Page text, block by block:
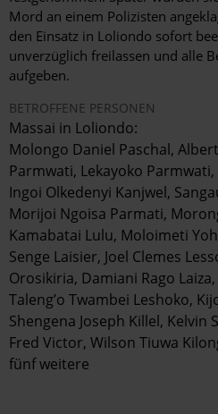
Mord an einem Polizisten
den Einsatz in Loliondo sofort
unverzüglich freilassen und alle
aufgeben.
BETROFFENE PERSONEN
Massai in Loliondo:
Molongo Daniel Paschal,
Parmwati, Lekayoko
Ingoi Olkedenyi Kanjwel,
Morijoi Ngoisa Parmati,
Kamabatai Lulu, Moloimeti
Senge Laisier, Joel Clemes
Orosikiria, Damiani Rago
Taleng’o Twambei Leshoko,
Shengena Joseph Killel, Kelvin
Fred Victor, Wilson Tiuwa
fünf weitere